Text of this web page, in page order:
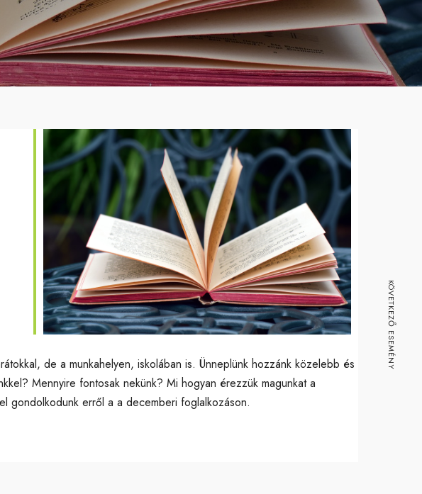
Office 365 Outlook Live
de a munkahelyen, iskolában is. Ünneplünk hozzánk közelebb és
Mennyire fontosak nekünk? Mi hogyan érezzük magunkat a
gondolkodunk erről a a decemberi foglalkozáson.
KÖVETKEZŐ ESEMÉNY